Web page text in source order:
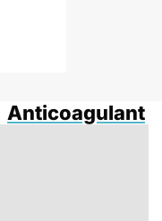
Anticoagulant